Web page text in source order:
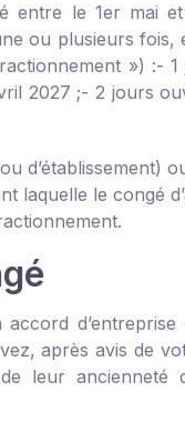
entre le 1er mai
ou plusieurs fois,
») :- 1
2027 ;- 2 jours
d’établissement)
laquelle le congé
après avis de
leur ancienneté